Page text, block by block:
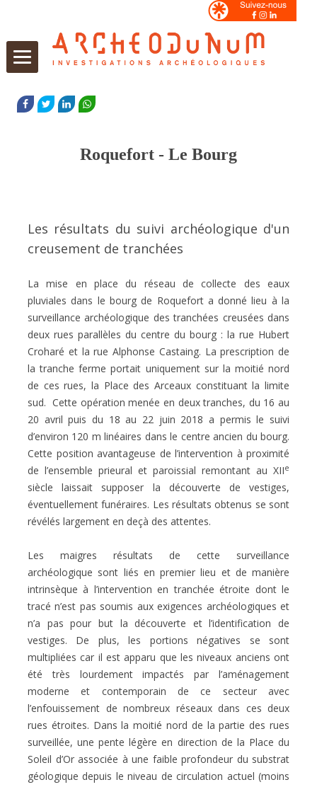
FACEBOOK
TWITTERLINKEDIN
Roquefort - Le Bourg
Les résultats du suivi archéologique d'un
creusement de tranchées
La mise en place du réseau de collecte des eaux
pluviales dans le bourg de Roquefort a donné lieu à la
surveillance archéologique des tranchées creusées dans
deux rues parallèles du centre du bourg : la rue Hubert
Croharé et la rue Alphonse Castaing. La prescription de
la tranche ferme portait uniquement sur la moitié nord
de ces rues, la Place des Arceaux constituant la limite
sud. Cette opération menée en deux tranches, du 16 au
20 avril puis du 18 au 22 juin 2018 a permis le suivi
d’environ 120 m linéaires dans le centre ancien du bourg.
Cette position avantageuse de l’intervention à proximité
de l’ensemble prieural et paroissial remontant au XIIe
siècle laissait supposer la découverte de vestiges,
éventuellement funéraires. Les résultats obtenus se sont
révélés largement en deçà des attentes.
Les maigres résultats de cette surveillance
archéologique sont liés en premier lieu et de manière
intrinsèque à l’intervention en tranchée étroite dont le
tracé n’est pas soumis aux exigences archéologiques et
n’a pas pour but la découverte et l’identification de
vestiges. De plus, les portions négatives se sont
multipliées car il est apparu que les niveaux anciens ont
été très lourdement impactés par l’aménagement
moderne et contemporain de ce secteur avec
l’enfouissement de nombreux réseaux dans ces deux
rues étroites. Dans la moitié nord de la partie des rues
surveillée, une pente légère en direction de la Place du
Soleil d’Or associée à une faible profondeur du substrat
géologique depuis le niveau de circulation actuel (moins